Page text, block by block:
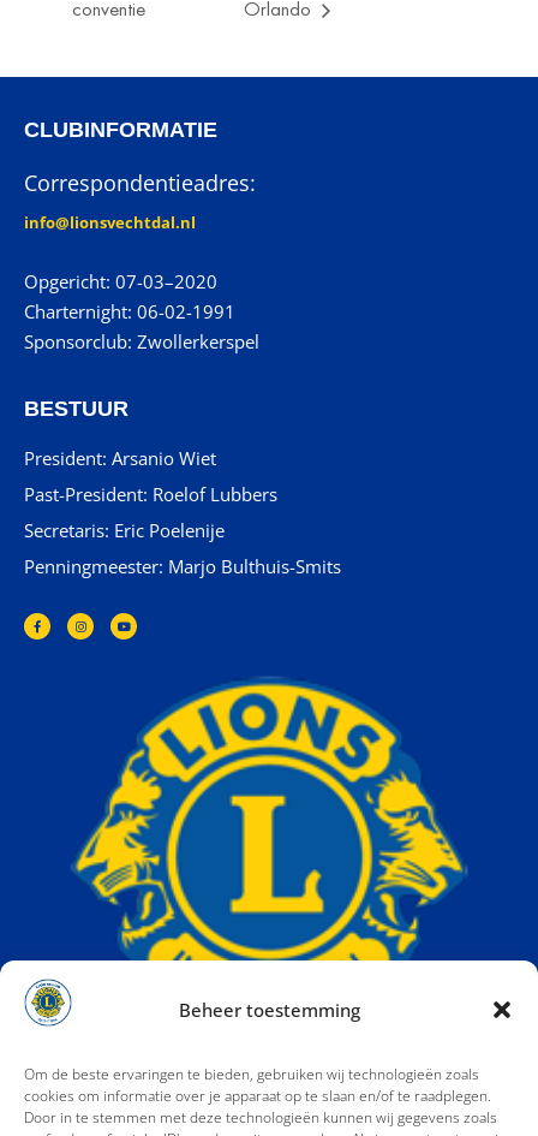
Beheer toestemming
Om de beste ervaringen te bieden, gebruiken wij technologieën zoals
cookies om informatie over je apparaat op te slaan en/of te raadplegen.
Door in te stemmen met deze technologieën kunnen wij gegevens zoals
conventie Orlando
CLUBINFORMATIE
Correspondentieadres:
info@lionsvechtdal.nl
Opgericht: 07-03–2020
Charternight: 06-02-1991
Sponsorclub: Zwollerkerspel
BESTUUR
President: Arsanio Wiet
Past-President: Roelof Lubbers
Secretaris: Eric Poelenije
Penningmeester: Marjo Bulthuis-Smits